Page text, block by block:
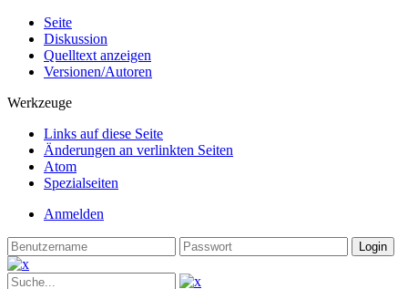
Seite
Diskussion
Quelltext anzeigen
Versionen/Autoren
Werkzeuge
Links auf diese Seite
Änderungen an verlinkten Seiten
Atom
Spezialseiten
Anmelden